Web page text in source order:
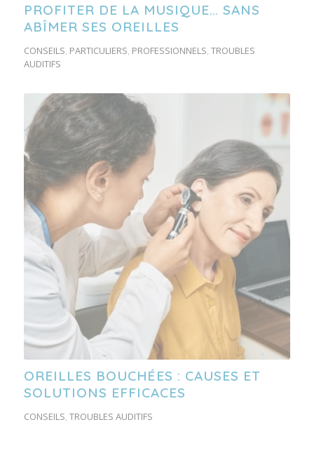
PROFITER DE LA MUSIQUE… SANS
ABÎMER SES OREILLES
CONSEILS, PARTICULIERS, PROFESSIONNELS, TROUBLES
AUDITIFS
OREILLES BOUCHÉES : CAUSES ET
SOLUTIONS EFFICACES
CONSEILS, TROUBLES AUDITIFS